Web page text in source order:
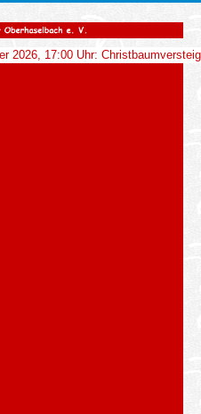
2026, 17:00 Uhr: